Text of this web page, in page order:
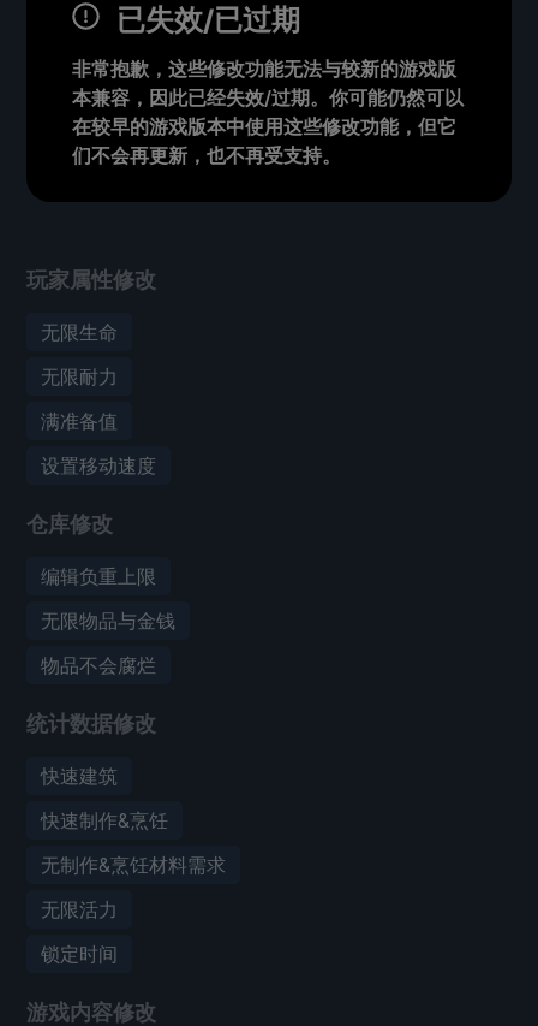
已失效/已过期
非常抱歉，这些修改功能无法与较新的游戏版
本兼容，因此已经失效/过期。你可能仍然可以
在较早的游戏版本中使用这些修改功能，但它
们不会再更新，也不再受支持。
玩家属性修改
无限生命
无限耐力
满准备值
设置移动速度
仓库修改
编辑负重上限
无限物品与金钱
物品不会腐烂
统计数据修改
快速建筑
快速制作&烹饪
无制作&烹饪材料需求
无限活力
锁定时间
游戏内容修改